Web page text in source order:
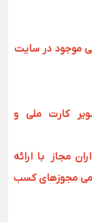
موجود در سایت
کارت ملی و
مجاز با ارائه
مجوزهای کسب